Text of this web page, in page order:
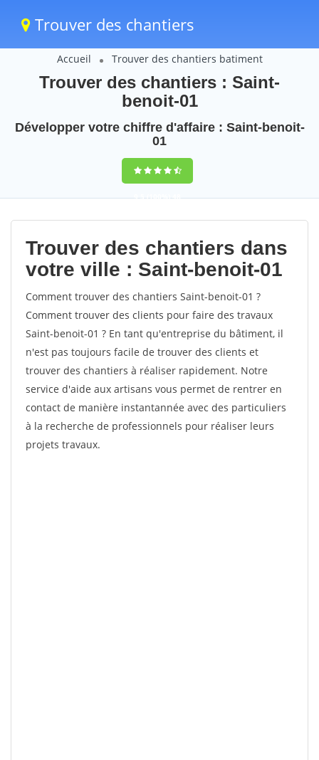
Trouver des chantiers
Accueil Trouver des chantiers batiment
Trouver des chantiers : Saint-
benoit-01
Développer votre chiffre d'affaire : Saint-benoit-
01
9,5(100%)48
votes
Trouver des chantiers dans
votre ville : Saint-benoit-01
Comment trouver des chantiers Saint-benoit-01 ?
Comment trouver des clients pour faire des travaux
Saint-benoit-01 ? En tant qu'entreprise du bâtiment, il
n'est pas toujours facile de trouver des clients et
trouver des chantiers à réaliser rapidement. Notre
service d'aide aux artisans vous permet de rentrer en
contact de manière instantannée avec des particuliers
à la recherche de professionnels pour réaliser leurs
projets travaux.